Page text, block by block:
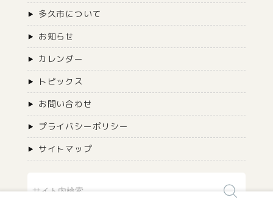
多久市について
お知らせ
カレンダー
トピックス
お問い合わせ
プライバシーポリシー
サイトマップ